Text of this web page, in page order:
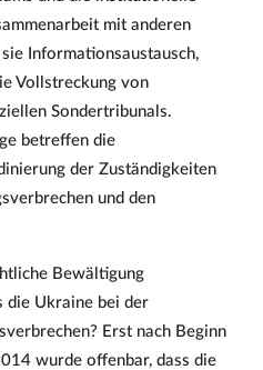
mit anderen
Informationsaustausch,
Vollstreckung von
Sondertribunals.
betreffen die
der Zuständigkeiten
und den
Bewältigung
die Ukraine bei der
Erst nach Beginn
wurde offenbar, dass die